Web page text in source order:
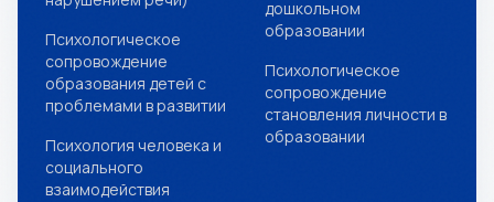
Психологическое
сопровождение
образования детей с
проблемами в развитии
Психология человека и
социального
взаимодействия
дошкольном
образовании
Психологическое
сопровождение
становления личности в
образовании